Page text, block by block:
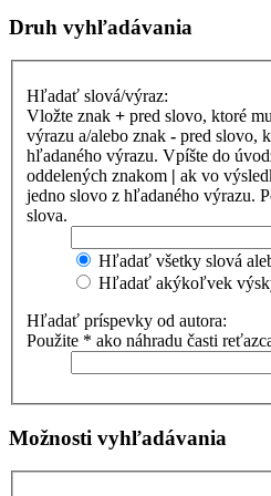
Druh vyhľadávania
Hľadať slová/výraz:
Vložte znak + pred slovo, ktoré
výrazu a/alebo znak - pred slovo,
hľadaného výrazu. Vpíšte do
oddelených znakom | ak vo
jedno slovo z hľadaného výrazu.
slova.
Hľadať všetky slová
Hľadať akýkoľvek
Hľadať príspevky od autora:
Použite * ako náhradu časti
Možnosti vyhľadávania